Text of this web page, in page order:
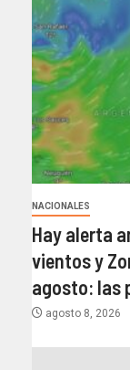
NACIONALES
Hay alerta
vientos y
agosto: las
agosto 8, 2026